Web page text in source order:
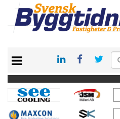
PRENUMERERA
VÅRA ANDRA MAGASIN
ANNONSERA